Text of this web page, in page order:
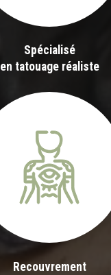
Spécialisé
en tatouage réaliste
Recouvrement